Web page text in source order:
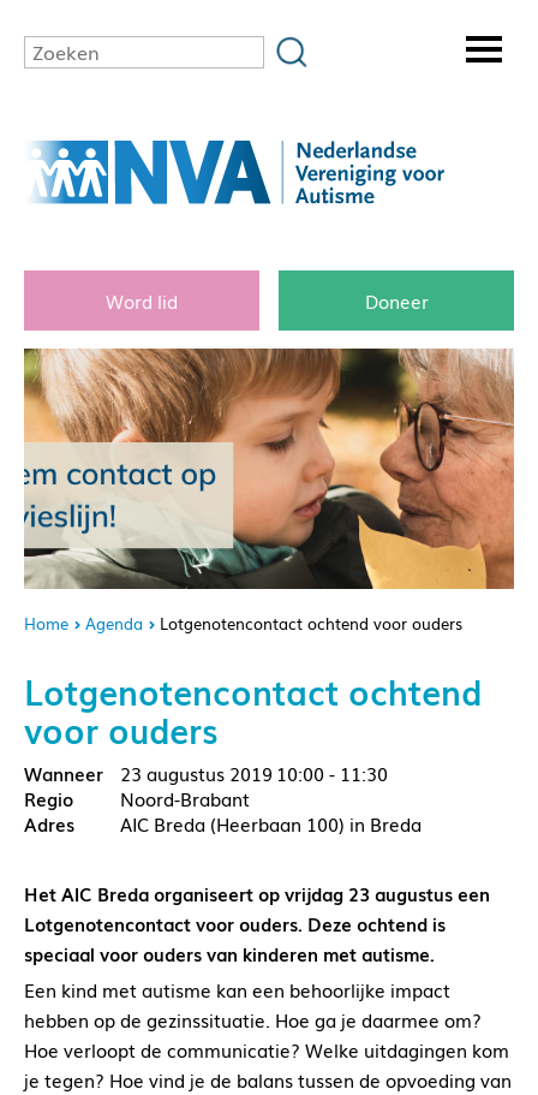
Word lid Doneer
Home Agenda Lotgenotencontact ochtend voor ouders
Lotgenotencontact ochtend
voor ouders
23 augustus 2019 10:00 - 11:30
Noord-Brabant
AIC Breda (Heerbaan 100) in Breda
Het AIC Breda organiseert op vrijdag 23 augustus een
Lotgenotencontact voor ouders. Deze ochtend is
speciaal voor ouders van kinderen met autisme.
Een kind met autisme kan een behoorlijke impact
hebben op de gezinssituatie. Hoe ga je daarmee om?
Hoe verloopt de communicatie? Welke uitdagingen kom
je tegen? Hoe vind je de balans tussen de opvoeding van